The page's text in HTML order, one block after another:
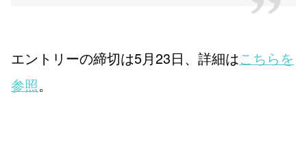
エントリーの締切は5月23日、詳細はこちらを
参照。